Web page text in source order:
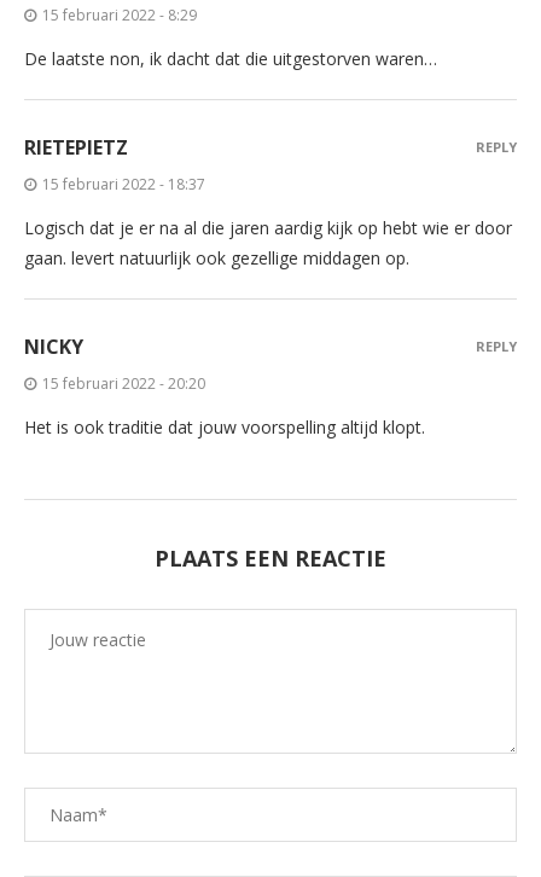
15 februari 2022 - 8:29
De laatste non, ik dacht dat die uitgestorven waren…
RIETEPIETZ
15 februari 2022 - 18:37
Logisch dat je er na al die jaren aardig kijk op hebt wie er door
gaan. levert natuurlijk ook gezellige middagen op.
REPLY
NICKY
15 februari 2022 - 20:20
Het is ook traditie dat jouw voorspelling altijd klopt.
REPLY
PLAATS EEN REACTIE